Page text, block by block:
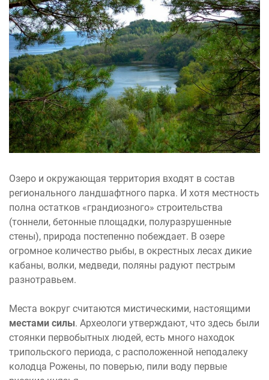
Озеро и окружающая территория входят в состав
регионального ландшафтного парка. И хотя местность
полна остатков «грандиозного» строительства
(тоннели, бетонные площадки, полуразрушенные
стены), природа постепенно побеждает. В озере
огромное количество рыбы, в окрестных лесах дикие
кабаны, волки, медведи, поляны радуют пестрым
разнотравьем.
Места вокруг считаются мистическими, настоящими
местами силы. Археологи утверждают, что здесь были
стоянки первобытных людей, есть много находок
трипольского периода, с расположенной неподалеку
колодца Рожены, по поверью, пили воду первые